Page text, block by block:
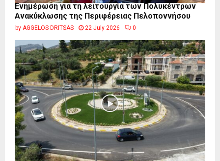
Ενημέρωση για τη λειτουργία των Πολυκέντρων
Ανακύκλωσης της Περιφέρειας Πελοποννήσου
by AGGELOS DRITSAS 22 July 2026 0